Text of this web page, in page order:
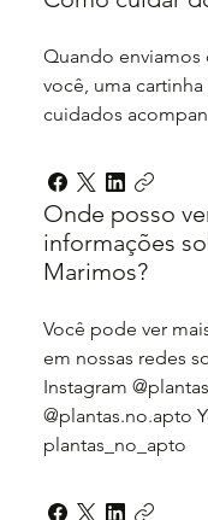
Quando
você, uma
cuidados
Onde posso
informações
Marimos?
Você pode ver
em nossas redes
Instagram
@plantas.no.apto
plantas_no_apto